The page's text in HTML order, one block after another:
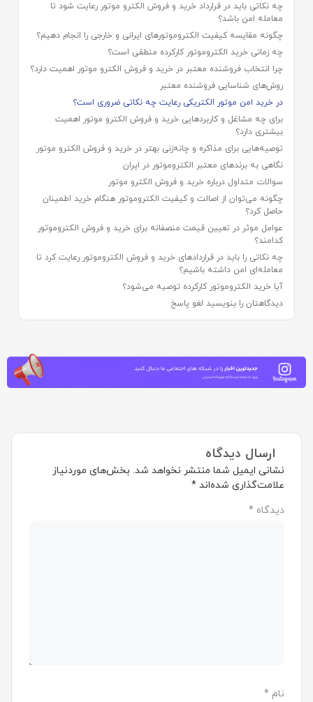
چه نکاتی باید در قرارداد خرید و فروش الکترو موتور رعایت شود تا
معامله امن باشد؟
چگونه مقایسه کیفیت الکتروموتورهای ایرانی و خارجی را انجام دهیم؟
چه زمانی خرید الکتروموتور کارکرده منطقی است؟
چرا انتخاب فروشنده معتبر در خرید و فروش الکترو موتور اهمیت دارد؟
روش‌های شناسایی فروشنده معتبر
در خرید امن موتور الکتریکی رعایت چه نکاتی ضروری است؟
برای چه مشاغل و کاربردهایی خرید و فروش الکترو موتور اهمیت
بیشتری دارد؟
توصیه‌هایی برای مذاکره و چانه‌زنی بهتر در خرید و فروش الکترو موتور
نگاهی به برندهای معتبر الکتروموتور در ایران
سوالات متداول درباره خرید و فروش الکترو موتور
چگونه می‌توان از اصالت و کیفیت الکتروموتور هنگام خرید اطمینان
حاصل کرد؟
عوامل موثر در تعیین قیمت منصفانه برای خرید و فروش الکتروموتور
کدامند؟
چه نکاتی را باید در قراردادهای خرید و فروش الکتروموتور رعایت کرد تا
معامله‌ای امن داشته باشیم؟
آیا خرید الکتروموتور کارکرده توصیه می‌شود؟
دیدگاهتان را بنویسید لغو پاسخ
ارسال دیدگاه
نشانی ایمیل شما منتشر نخواهد شد. بخش‌های موردنیاز
علامت‌گذاری شده‌اند *
دیدگاه *
نام *